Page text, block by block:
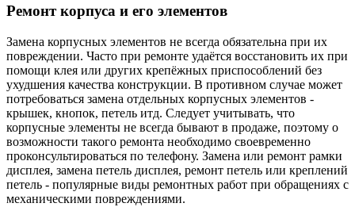
Ремонт корпуса и его элементов
Замена корпусных элементов не всегда обязательна при их
повреждении. Часто при ремонте удаётся восстановить их при
помощи клея или других крепёжных приспособлений без
ухудшения качества конструкции. В противном случае может
потребоваться замена отдельных корпусных элементов -
крышек, кнопок, петель итд. Следует учитывать, что
корпусные элементы не всегда бывают в продаже, поэтому о
возможности такого ремонта необходимо своевременно
проконсультироваться по телефону. Замена или ремонт рамки
дисплея, замена петель дисплея, ремонт петель или креплений
петель - популярные виды ремонтных работ при обращениях с
механическими повреждениями.